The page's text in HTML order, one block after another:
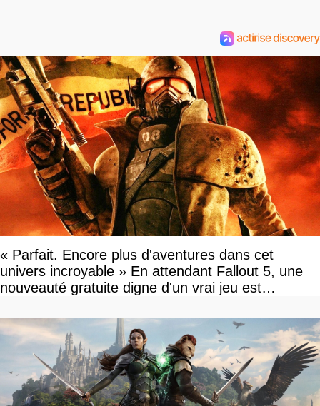
« Parfait. Encore plus d'aventures dans cet
univers incroyable » En attendant Fallout 5, une
nouveauté gratuite digne d'un vrai jeu est